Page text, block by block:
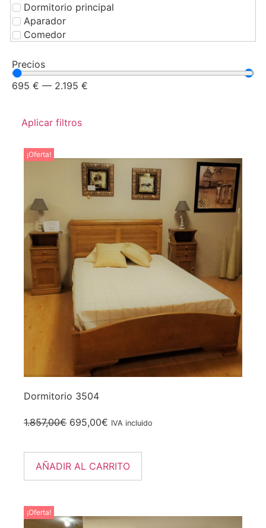
Dormitorio principal
Aparador
Comedor
Precios
695 € — 2.195 €
Aplicar filtros
¡Oferta!
Dormitorio 3504
1.857,00€ 695,00€ IVA incluido
AÑADIR AL CARRITO
¡Oferta!